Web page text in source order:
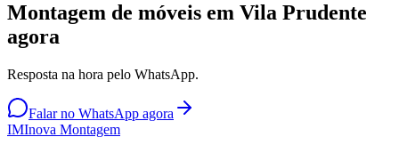
Montagem de móveis em Vila Prudente
agora
Resposta na hora pelo WhatsApp.
Falar no WhatsApp agora
IMInova Montagem